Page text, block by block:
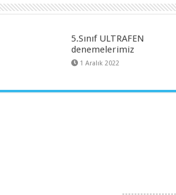
5.Sınıf ULTRAFEN
denemelerimiz
1 Aralık 2022